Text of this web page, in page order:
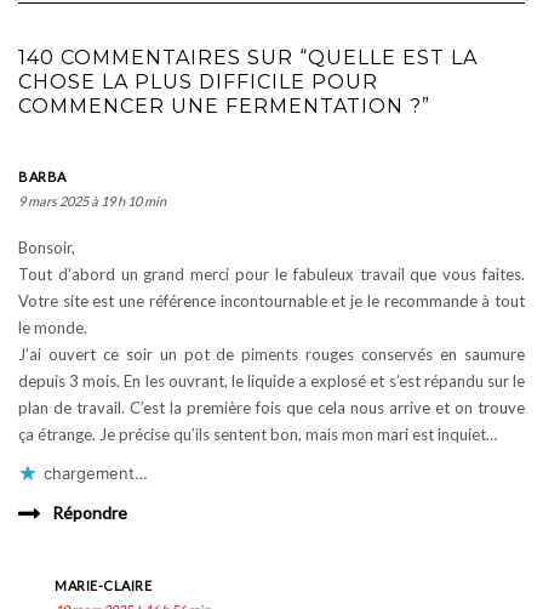
140 COMMENTAIRES SUR “QUELLE EST LA
CHOSE LA PLUS DIFFICILE POUR
COMMENCER UNE FERMENTATION ?”
BARBA
9 mars 2025 à 19 h 10 min
Bonsoir,
Tout d’abord un grand merci pour le fabuleux travail que vous faites.
Votre site est une référence incontournable et je le recommande à tout
le monde.
J’ai ouvert ce soir un pot de piments rouges conservés en saumure
depuis 3 mois. En les ouvrant, le liquide a explosé et s’est répandu sur le
plan de travail. C’est la première fois que cela nous arrive et on trouve
ça étrange. Je précise qu’ils sentent bon, mais mon mari est inquiet…
chargement…
Répondre
MARIE-CLAIRE